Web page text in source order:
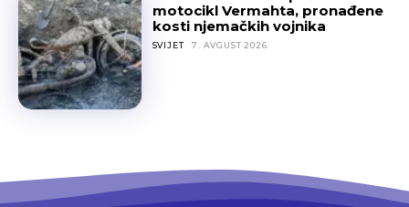
motocikl Vermahta, pronađene
kosti njemačkih vojnika
SVIJET 7. AVGUST 2026.